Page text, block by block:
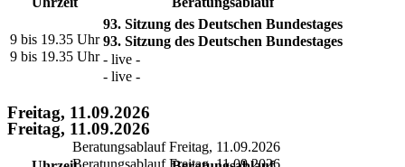
9 bis 19.35 Uhr
93. Sitzung des Deutschen Bundestages
- live -
Freitag, 11.09.2026
Beratungsablauf Freitag, 11.09.2026
9 bis 19.35 Uhr
93. Sitzung des Deutschen Bundestages
- live -
Freitag, 11.09.2026
Beratungsablauf Freitag, 11.09.2026